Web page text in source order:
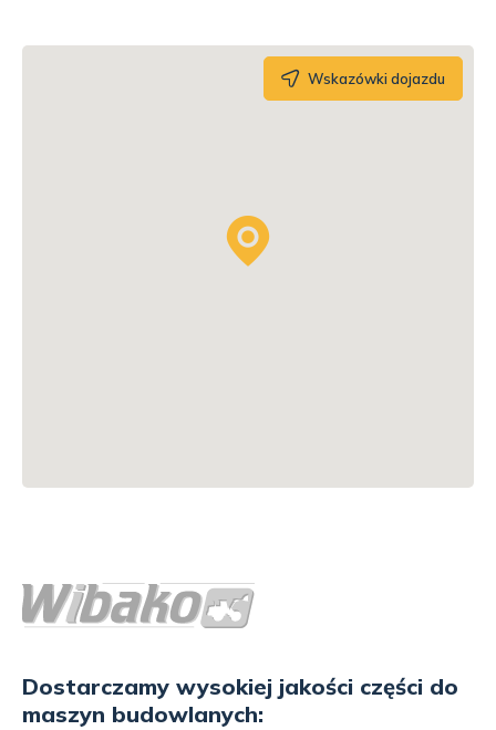
Wskazówki dojazdu
Dostarczamy wysokiej jakości części do
maszyn budowlanych: